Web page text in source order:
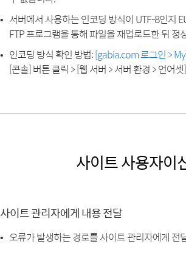
서버에서 사용하는 인코딩 방식이 UTF-8인지
FTP 프로그램을 통해 파일을 재업로드한 뒤
인코딩 방식 확인 방법:[gabia.com 로그인 >
[콘솔] 버튼 클릭 > [웹 서버 > 서버 환경 > 언어
사이트 사용자이
사이트 관리자에게 내용 전달
오류가 발생하는 경로를 사이트 관리자에게 전